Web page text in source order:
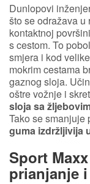
Dunlopovi
što se odražava
kontaktnoj
s cestom. To
smjera i kod
mokrim cestama
gaznog sloja.
oštre vožnje i
sloja sa
Tako se smanjuje
guma izdržljivija
Sport
prianjanje